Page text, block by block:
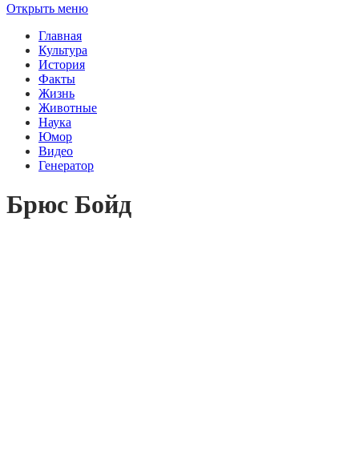
Открыть меню
Главная
Культура
История
Факты
Жизнь
Животные
Наука
Юмор
Видео
Генератор
Брюс Бойд